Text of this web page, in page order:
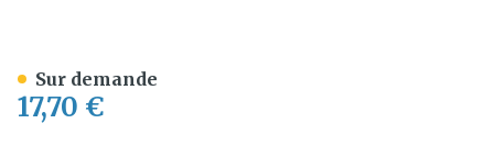
17,70 €
Sur demande